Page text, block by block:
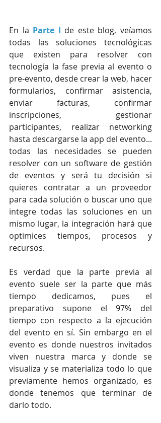
En la Parte I de este blog, veíamos
todas las soluciones tecnológicas
que existen para resolver con
tecnología la fase previa al evento o
pre-evento, desde crear la web, hacer
formularios, confirmar asistencia,
enviar facturas, confirmar
inscripciones, gestionar
participantes, realizar networking
hasta descargarse la app del evento...
todas las necesidades se pueden
resolver con un software de gestión
de eventos y será tu decisión si
quieres contratar a un proveedor
para cada solución o buscar uno que
integre todas las soluciones en un
mismo lugar, la integración hará que
optimices tiempos, procesos y
recursos.
Es verdad que la parte previa al
evento suele ser la parte que más
tiempo dedicamos, pues el
preparativo supone el 97% del
tiempo con respecto a la ejecución
del evento en sí. Sin embargo en el
evento es donde nuestros invitados
viven nuestra marca y donde se
visualiza y se materializa todo lo que
previamente hemos organizado, es
donde tenemos que terminar de
darlo todo.